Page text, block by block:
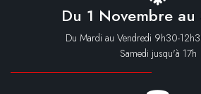
Du 1 Novembre au
Du Mardi au Vendredi 9h30-
Samedi jusqu'à 17h